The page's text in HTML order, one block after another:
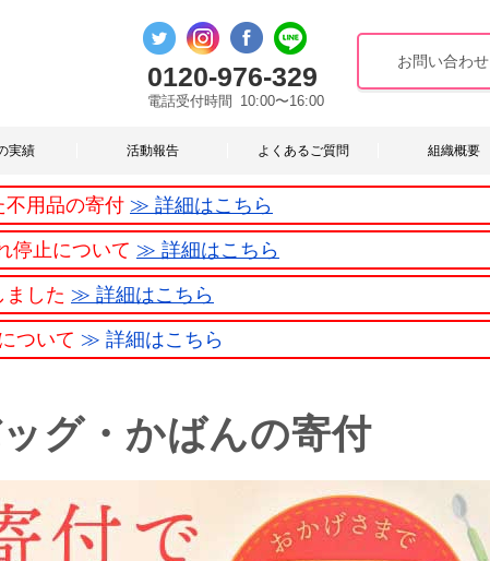
0120-976-329
電話受付時間 10:00〜16:00
お問い合わせ
実績 活動報告 よくあるご質問 組織概要
不用品の寄付 ≫ 詳細はこちら
停止について ≫ 詳細はこちら
ました ≫ 詳細はこちら
ついて ≫ 詳細はこちら
グ・かばんの寄付